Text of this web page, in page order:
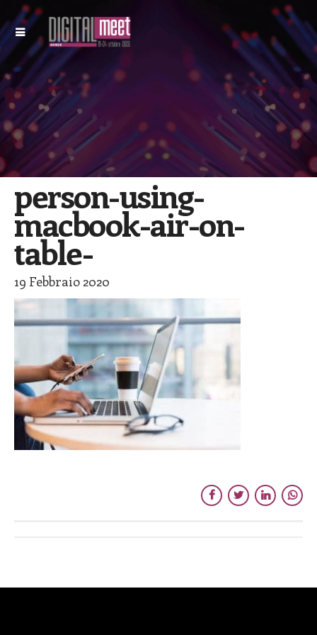
person-using-
macbook-air-on-
table-
19 Febbraio 2020